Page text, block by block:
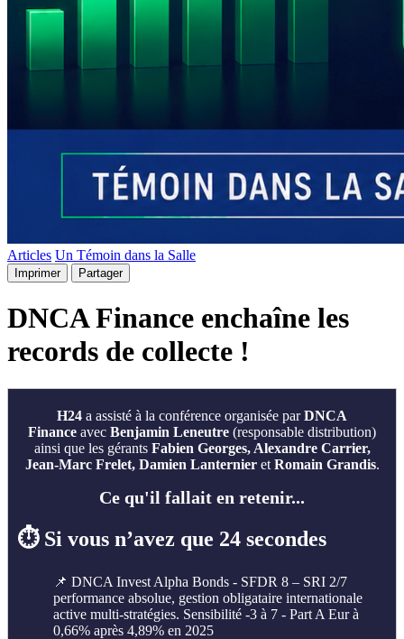
Articles Un Témoin dans la Salle
Imprimer Partager
DNCA Finance enchaîne les
records de collecte !
H24 a assisté à la conférence organisée parDNCA
Finance avec Benjamin Leneutre (responsable distribution)
ainsi que les gérantsFabien Georges, Alexandre Carrier,
Jean-Marc Frelet, Damien Lanternier etRomain Grandis.
Ce qu'il fallait en retenir...
⏱️ Si vous n’avez que 24 secondes
📌 DNCA Invest Alpha Bonds - SFDR 8 – SRI 2/7
performance absolue, gestion obligataire internationale
active multi-stratégies. Sensibilité -3 à 7 - Part A Eur à
0,66% après 4,89% en 2025